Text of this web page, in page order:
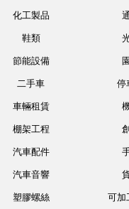
化工製品
鞋類
節能設備
二手車 停
車輛租賃
棚架工程
汽車配件
汽車音響
塑膠螺絲 可加